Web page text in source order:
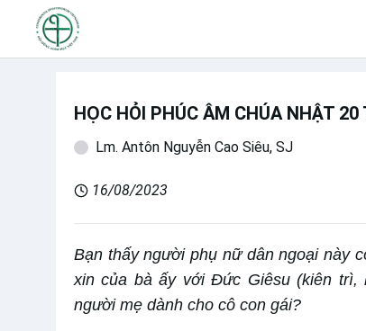
HỌC HỎI PHÚC ÂM CHÚA NHẬT
Lm. Antôn Nguyễn Cao Siêu, SJ
16/08/2023
Bạn thấy người phụ nữ dân ngoại này
xin của bà ấy với Đức Giêsu (kiên trì,
người mẹ dành cho cô con gái?